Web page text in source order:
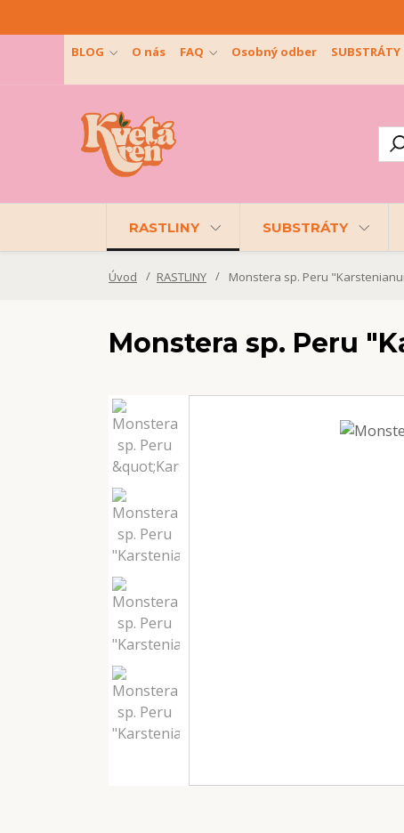
BLOG O nás FAQ Osobný odber SUBSTRÁTY
RASTLINY SUBSTRÁTY
Úvod RASTLINY Monstera sp. Peru
Monstera sp. Peru